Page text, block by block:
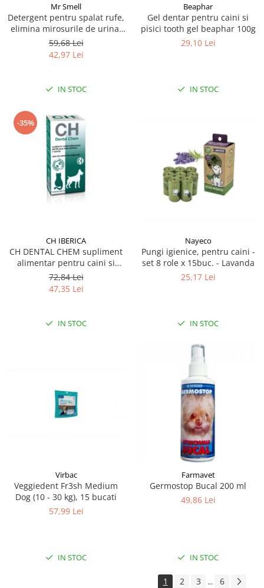
Mr Smell
Detergent pentru spalat rufe,
elimina mirosurile de urina,
Mr Smell, lavanda, 1L
59,68 Lei
42,97 Lei
IN STOC
Beaphar
Gel dentar pentru caini si
pisici tooth gel beaphar 100g
29,10 Lei
IN STOC
-35%
CH IBERICA
CH DENTAL CHEM supliment
alimentar pentru caini si
pisici, recomandat pentru
prevenirea formarii placii
bacteriene si a tartului 50 g
72,84 Lei
47,35 Lei
IN STOC
Nayeco
Pungi igienice, pentru caini -
set 8 role x 15buc. - Lavanda
25,17 Lei
IN STOC
Virbac
Veggiedent Fr3sh Medium
Dog (10 - 30 kg), 15 bucati
57,99 Lei
IN STOC
Farmavet
Germostop Bucal 200 ml
49,86 Lei
IN STOC
1 2 3 ... 6